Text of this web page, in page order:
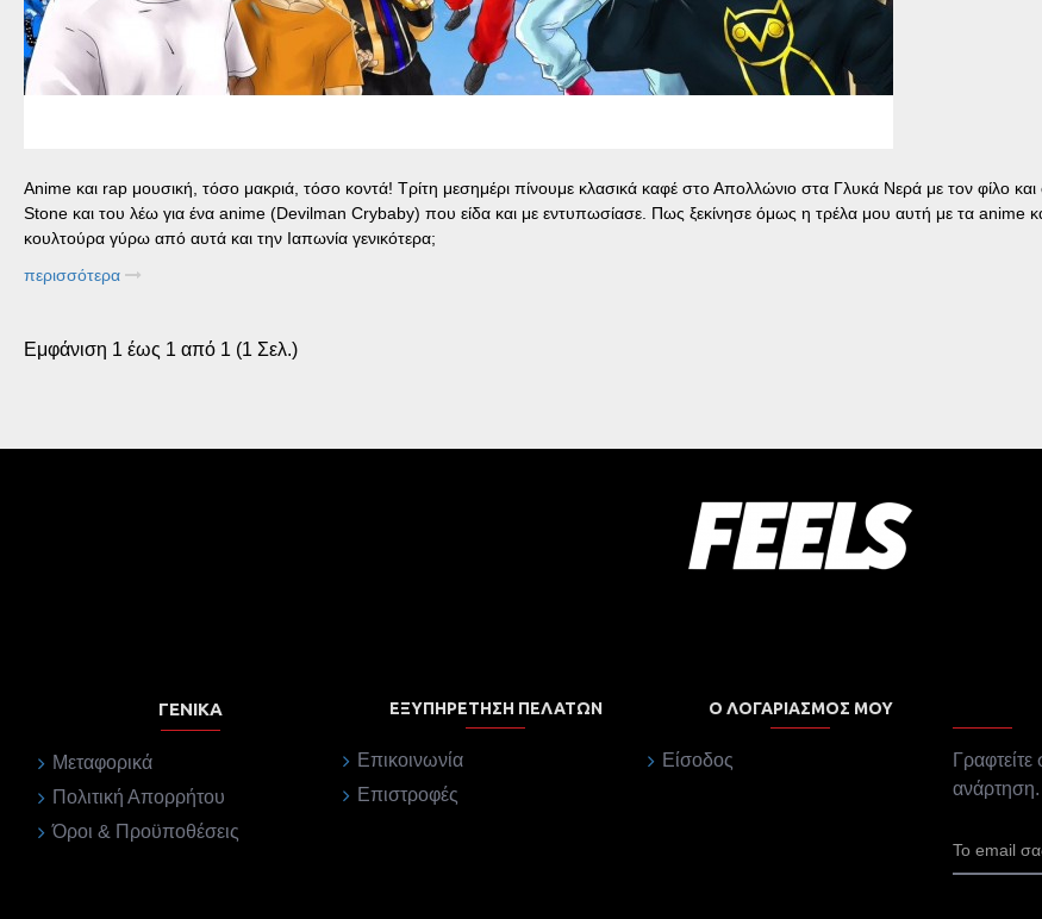
Αnime και rap μουσική, τόσο μακριά, τόσο κοντά! Τρίτη μεσημέρι πίνουμε κλασικά καφέ στο Απολλώνιο στα Γλυκά Νερά με τον φίλο
Stone και του λέω για ένα anime (Devilman Crybaby) που είδα και με εντυπωσίασε. Πως ξεκίνησε όμως η τρέλα μου αυτή με τα anime
κουλτούρα γύρω από αυτά και την Ιαπωνία γενικότερα;
περισσότερα
Εμφάνιση 1 έως 1 από 1 (1 Σελ.)
ΓΕΝΙΚΆ
Μεταφορικά
Πολιτική Απορρήτου
Όροι & Προϋποθέσεις
ΕΞΥΠΗΡΈΤΗΣΗ ΠΕΛΑΤΏΝ
Επικοινωνία
Επιστροφές
Ο ΛΟΓΑΡΙΑΣΜΌΣ ΜΟΥ
Είσοδος
ανάρτηση.